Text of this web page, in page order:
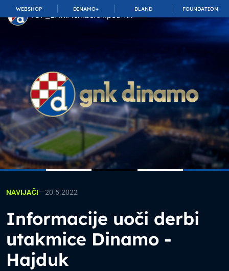
WEBSHOP DINAMO+ DLAND FOUNDATION
TOP_BAR.MembershipSuffix
NAVIJAČI—20.5.2022
Informacije uoči derbi
utakmice Dinamo -
Hajduk